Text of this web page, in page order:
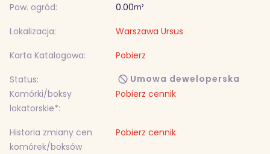
Pow. ogród: 0.00m²
Lokalizacja:
Warszawa Ursus
Karta Katalogowa:
Pobierz
Status:
Umowa deweloperska
Komórki/boksy
lokatorskie*:
Pobierz cennik
Historia zmiany cen
komórek/boksów
Pobierz cennik